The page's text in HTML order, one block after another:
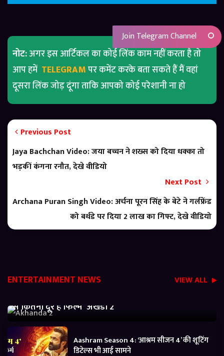
नोट:अगर इस आर्टिकल का कोई लिंक काम नहीं करता है तो
आप हमें TELEGRAMपर कमेंट करके बता सकते हैं मैं वहां
दूसरा लिंक जोड़ दूंगा ताकि आपको कोई परेशानी ना हो
Previous Post
Jaya Bachchan Video: जया बच्चन ने शख्स को दिया धक्का तो
भड़कीं कंगना रनौत, देखे वीडियो
Next Post
Archana Puran Singh Video: अर्चना पूरन सिंह के बेटे ने गर्लफ्रेंड
को बर्थडे पर दिया 2 लाख का गिफ्ट, देखे वीडियो
ENTERTAINMENT NEWS VIEW ALL
से कितनी दूर है फिल्म ‘अखंडा 2’
Aashram Season 4: ‘आश्रम सीजन 4’ की शूटिंग
डिटेल्स भी आई सामने
Join Telegram Channel